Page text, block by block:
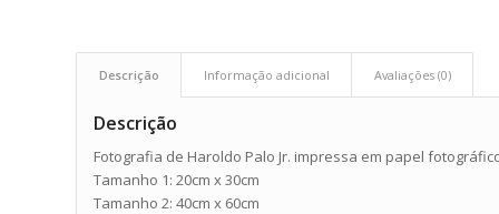
Descrição Informação adicional Avaliações (0)
Descrição
Fotografia de Haroldo Palo Jr. impressa em papel
Tamanho 1: 20cm x 30cm
Tamanho 2: 40cm x 60cm